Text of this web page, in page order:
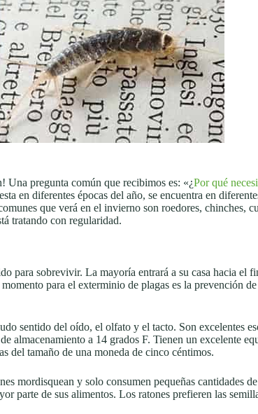
Una pregunta común que recibimos es: «¿Por qué
en diferentes épocas del año, se encuentra en
que verá en el invierno son roedores, chinches,
tratando con regularidad.
para sobrevivir. La mayoría entrará a su casa hacia el
para el exterminio de plagas es la prevención
sentido del oído, el olfato y el tacto. Son excelentes
almacenamiento a 14 grados F. Tienen un excelente
del tamaño de una moneda de cinco céntimos.
mordisquean y solo consumen pequeñas cantidades
parte de sus alimentos. Los ratones prefieren las